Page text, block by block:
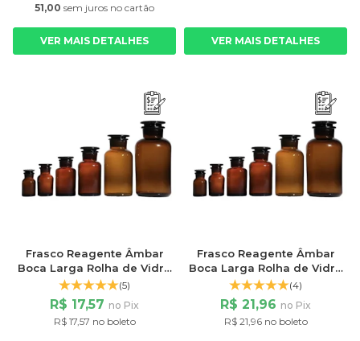
51,00 sem juros no cartão
VER MAIS DETALHES VER MAIS DETALHES
Frasco Reagente Âmbar
Boca Larga Rolha de Vidro
125ml
(5)
R$ 17,57 no Pix
R$ 17,57 no boleto
Frasco Reagente Âmbar
Boca Larga Rolha de Vidro
250ml (4)
R$ 21,96 no Pix
R$ 21,96 no boleto